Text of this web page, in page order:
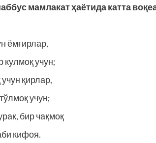
мамлакатҳаётидакатта
ёмғирлар,
кулмоқ учун;
қирлар,
учун;
бир чақмоқ
кифоя.